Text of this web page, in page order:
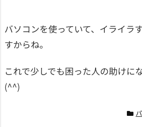
バソコンを使っていて、イライラ
すからね。
これで少しでも困った人の助けに
(^^)